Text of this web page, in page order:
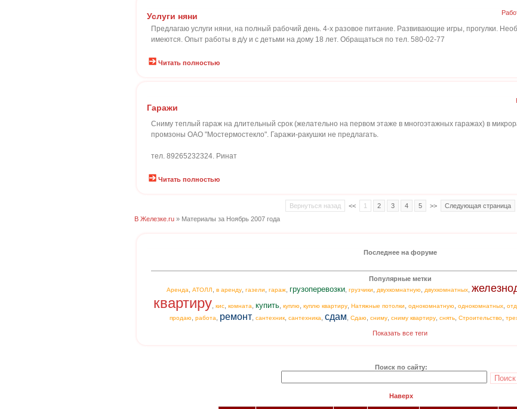
Услуги няни
Предлагаю услуги няни, на полный рабочий день. 4-х разовое питание. Развивающие игры, прогулки.
имеются. Опыт работы в д/у и с детьми на дому 18 лет. Обращаться по тел. 580-02-77
Читать полностью
Гаражи
Сниму теплый гараж на длительный срок (желательно на первом этаже в многоэтажных гаражах) в
промзоны ОАО "Мостермостекло". Гаражи-ракушки не предлагать.
тел. 89265232324. Ринат
Читать полностью
Вернуться назад << 1 2 3 4 5 >>
Следующая страница
В Железке.ru » Материалы за Ноябрь 2007 года
Последнее на форуме
Популярные метки
Аренда АТОЛЛ в аренду, газели гараж, грузоперевозки, грузчики двухкомнатную двухкомнатных,
квартиру кис комната купить куплю куплю квартиру Натяжные потолки однокомнатную однокомнатных
продаю работа ремонт сантехник сантехника сдам Сдаю сниму сниму квартиру снять Строительство
Показать все теги
Поиск по сайту:
Наверх